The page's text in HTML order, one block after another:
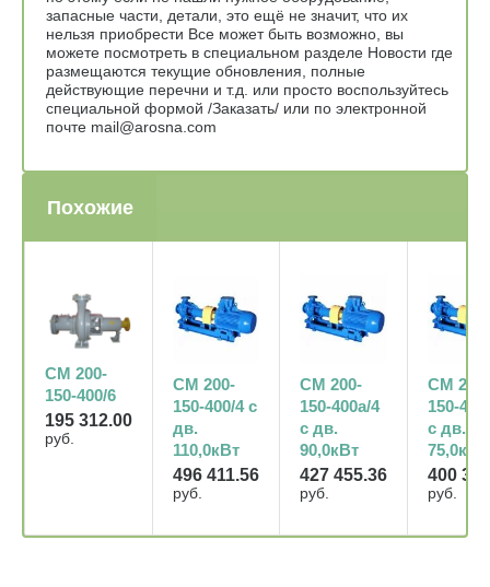
запасные части, детали, это ещё не значит, что их
нельзя приобрести Все может быть возможно, вы
можете посмотреть в специальном разделе Новости где
размещаются текущие обновления, полные
действующие перечни и т.д. или просто воспользуйтесь
специальной формой /Заказать/ или по электронной
почте mail@arosna.com
Похожие
СМ 200-
150-400/6
195 312.00
руб.
СМ 200-
150-400/4 с
дв.
110,0кВт
496 411.56
руб.
СМ 200-
150-400а/4
с дв.
90,0кВт
427 455.36
руб.
СМ 200-
150-
с дв.
75,0кВт
400
руб.